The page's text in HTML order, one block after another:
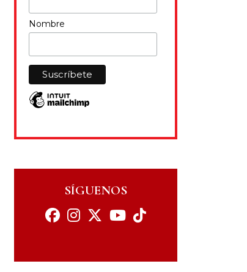
Nombre
SÍGUENOS